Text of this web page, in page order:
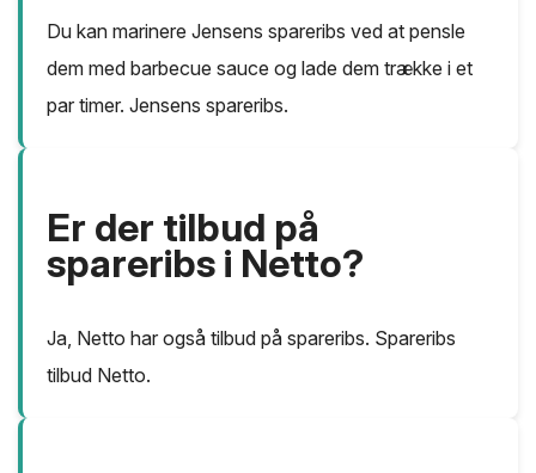
Du kan marinere Jensens spareribs ved at pensle
dem med barbecue sauce og lade dem trække i et
par timer. Jensens spareribs.
Er der tilbud på
spareribs i Netto?
Ja, Netto har også tilbud på spareribs. Spareribs
tilbud Netto.